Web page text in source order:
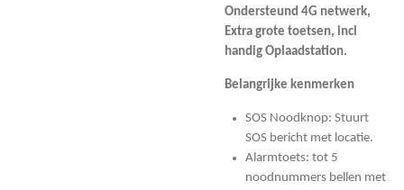
Ondersteund 4G netwerk,
Extra grote toetsen, incl
handig Oplaadstation.
Belangrijke kenmerken
SOS Noodknop: Stuurt
SOS bericht met locatie.
Alarmtoets: tot 5
noodnummers bellen met